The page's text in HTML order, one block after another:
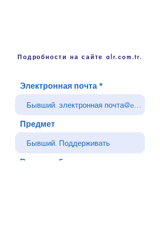
Подробности на сайте alr.com.tr.
Электронная почта
Предмет
Ваше сообщение